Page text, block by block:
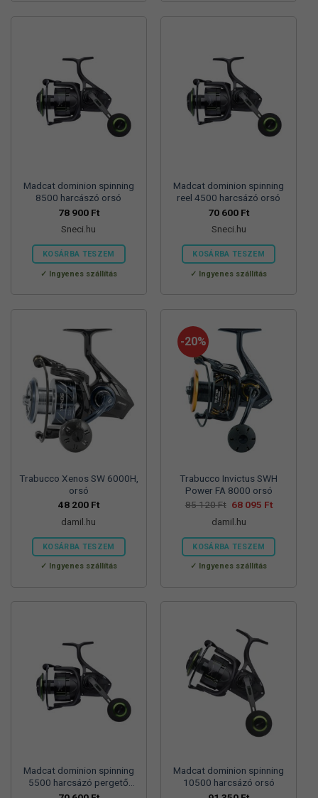
A
változatok
a
termékoldalon
választhatók
Madcat dominion spinning
8500 harcászó orsó
78 900 Ft
Sneci.hu
KOSÁRBA TESZEM
Ingyenes szállítás
Madcat dominion spinning
reel 4500 harcsázó orsó
70 600 Ft
Sneci.hu
KOSÁRBA TESZEM
Ingyenes szállítás
Trabucco Xenos SW 6000H,
orsó
48 200 Ft
damil.hu
KOSÁRBA TESZEM
Ingyenes szállítás
-20%
Trabucco Invictus SWH
Power FA 8000 orsó
85 120Ft Original
was:
120 Ft.
68 095 FtCurrent
095 Ft.
damil.hu
KOSÁRBA TESZEM
Ingyenes szállítás
Madcat dominion spinning
5500 harcsázó pergető
orsó
Madcat dominion spinning
10500 harcsázó orsó